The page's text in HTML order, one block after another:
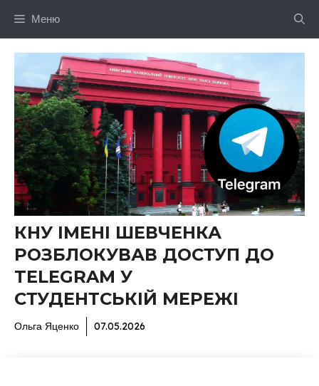
Меню
КНУ ІМЕНІ ШЕВЧЕНКА
РОЗБЛОКУВАВ ДОСТУП ДО
TELEGRAM У
СТУДЕНТСЬКІЙ МЕРЕЖІ
Ольга Яценко 07.05.2026